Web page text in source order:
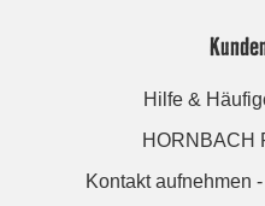
Hilfe &
HORNBACH
Kontakt aufnehmen